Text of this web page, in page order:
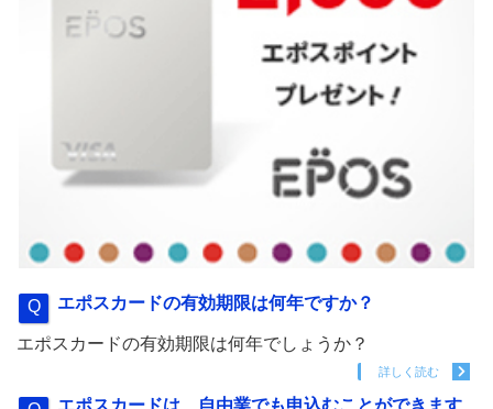
エポスカードの有効期限は何年ですか？
エポスカードの有効期限は何年でしょうか？
詳しく読む